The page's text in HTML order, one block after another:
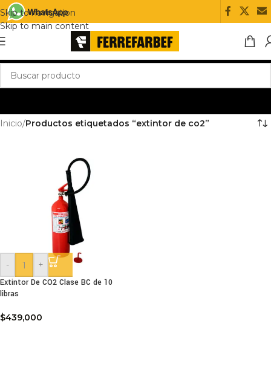
Skip to navigation
Skip to main content
Inicio/Productos etiquetados “extintor de co2”
-
+
Extintor De CO2 Clase BC de 10
libras
$439,000